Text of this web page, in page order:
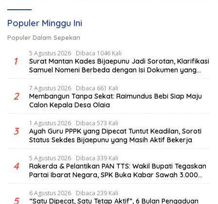
Populer Minggu Ini
Populer Dalam Sepekan
1
5 Agustus 2026 Dibaca 1046 Kali
Surat Mantan Kades Bijaepunu Jadi Sorotan, Klarifikasi
Samuel Nomeni Berbeda dengan Isi Dokumen yang
Beredar
2
7 Agustus 2026 Dibaca 661 Kali
Membangun Tanpa Sekat: Raimundus Bebi Siap Maju
Calon Kepala Desa Olaia
3
1 Agustus 2026 Dibaca 573 Kali
Ayah Guru PPPK yang Dipecat Tuntut Keadilan, Soroti
Status Sekdes Bijaepunu yang Masih Aktif Bekerja
4
5 Agustus 2026 Dibaca 339 Kali
Rakerda & Pelantikan PAN TTS: Wakil Bupati Tegaskan
Partai Ibarat Negara, SPK Buka Kabar Sawah 3.000
Hektar & Larangan Politik Uang
5
6 Agustus 2026 Dibaca 239 Kali
“Satu Dipecat, Satu Tetap Aktif”, 6 Bulan Pengaduan